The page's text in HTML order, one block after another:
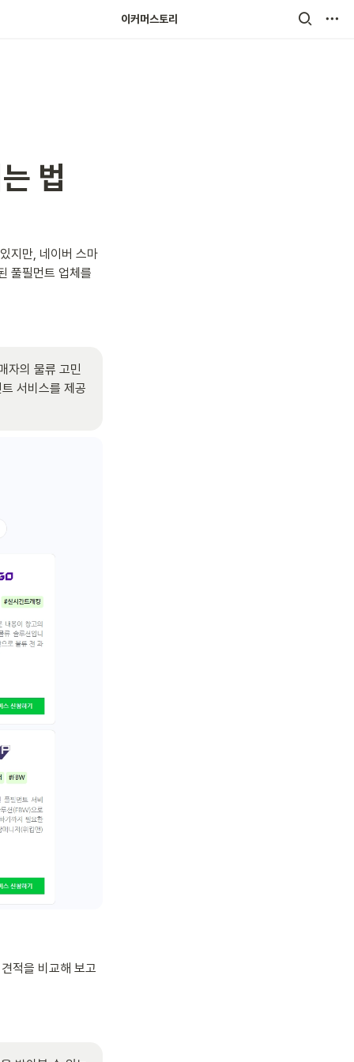
이커머스토리
법
지만, 네이버 스마
풀필먼트 업체를
자의 물류 고민
서비스를 제공
적을 비교해 보고